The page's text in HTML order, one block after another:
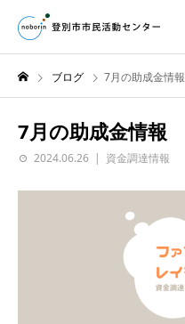
ブログ 7月の助成金情報
7月の助成金情報
2024.06.26 資金調達情報